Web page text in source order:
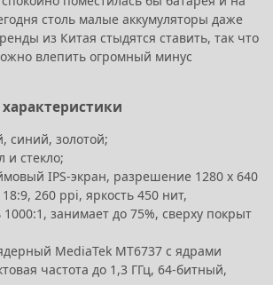
столь малые аккумуляторы даже
из Китая стыдятся ставить, так что
влепить огромный минус
синий, золотой;
и стекло;
IPS-экран, разрешение 1280 х 640
260 ppi, яркость 450 нит,
1000:1, занимает до 75%, сверху покрыт
MediaTek MT6737 с ядрами
частота до 1,3 ГГц, 64-битный,